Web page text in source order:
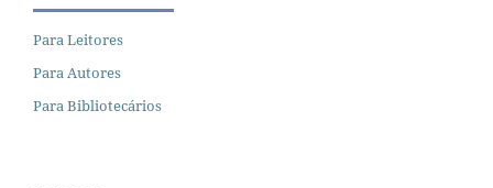
Para Leitores
Para Autores
Para Bibliotecários